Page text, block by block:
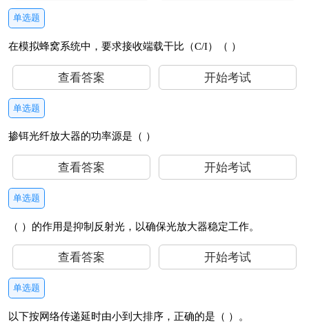
单选题
在模拟蜂窝系统中，要求接收端载干比（C/I）（ ）
查看答案 开始考试
单选题
掺铒光纤放大器的功率源是（ ）
查看答案 开始考试
单选题
（ ）的作用是抑制反射光，以确保光放大器稳定工作。
查看答案 开始考试
单选题
以下按网络传递延时由小到大排序，正确的是（ ）。